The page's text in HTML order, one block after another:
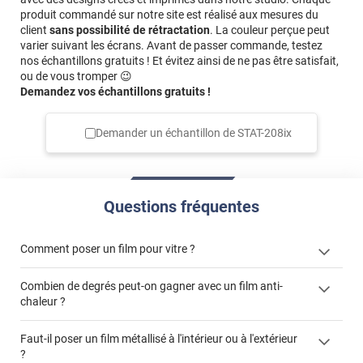
produit commandé sur notre site est réalisé aux mesures du
client sans possibilité de rétractation. La couleur perçue peut
varier suivant les écrans. Avant de passer commande, testez
nos échantillons gratuits ! Et évitez ainsi de ne pas être satisfait,
ou de vous tromper 😉
Demandez vos échantillons gratuits !
Demander un échantillon deSTAT-208ix
Questions fréquentes
Comment poser un film pour vitre ?
Combien de degrés peut-on gagner avec un film anti-
chaleur ?
Faut-il poser un film métallisé à l'intérieur ou à l'extérieur
?
*****
Il y a 1450 jours
Pose facile en suivant bien les conseils donnés. Permets
de repousser les rayons du soleil sans assombrir la pièce.
Peut éventuellement se retirer l'hiver. Bon produit
*****
Il y a 1464 jours
Film performant
*****
Il y a 1796 jours
plaisir. Soleil atténué, belle couleur dans la pièce. Facile à
poser, seule (si on ne compte pas les 3 chiens qui ne
produit et la livraison rapide
*****
Il y a 1847 jours
Top du top !!! Super efficace !!!